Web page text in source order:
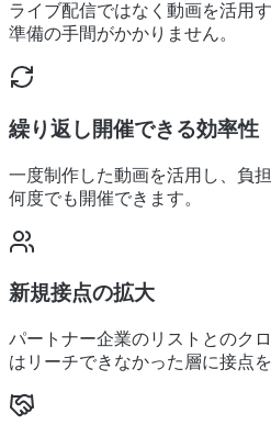
ライブ配信ではなく動画を活用
準備の手間がかかりません。
繰り返し開催できる効率性
一度制作した動画を活用し、負
何度でも開催できます。
新規接点の拡大
パートナー企業のリストとのク
はリーチできなかった層に接点を